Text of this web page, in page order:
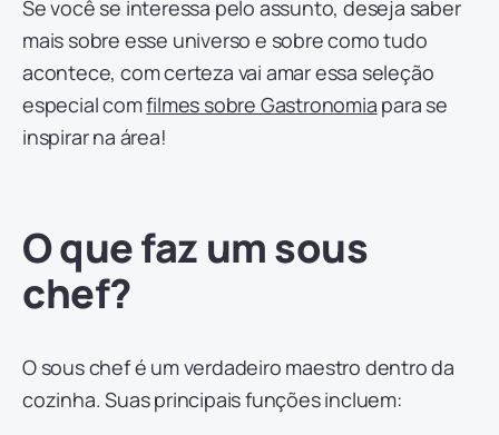
Se você se interessa pelo assunto, deseja saber
mais sobre esse universo e sobre como tudo
acontece, com certeza vai amar essa seleção
especial comfilmes sobre Gastronomia para se
inspirar na área!
O que faz um sous
chef?
O sous chef é um verdadeiro maestro dentro da
cozinha. Suas principais funções incluem: